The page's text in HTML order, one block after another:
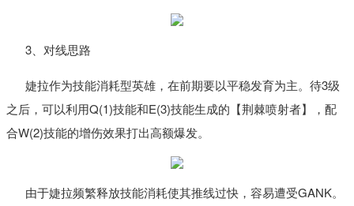
3、对线思路
婕拉作为技能消耗型英雄，在前期要以平稳发育为主。待3级
之后，可以利用Q(1)技能和E(3)技能生成的【荆棘喷射者】，配
合W(2)技能的增伤效果打出高额爆发。
由于婕拉频繁释放技能消耗使其推线过快，容易遭受GANK。